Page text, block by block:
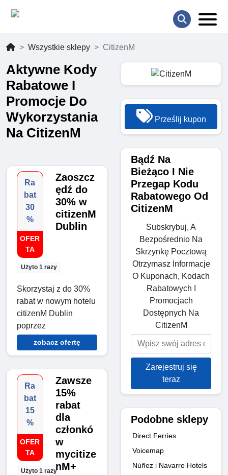
Wszystkie sklepy CitizenM
Aktywne Kody
Rabatowe I
Promocje Do
Wykorzystania
Na CitizenM
Ra
bat
30
%
OFER
TA
Użyto 1 razy
Zaoszcz
ędź do
30% w
citizenM
Dublin
Skorzystaj z do 30%
rabat w nowym hotelu
citizenM Dublin
poprzez
zobacz ofertę
Ra
bat
15
%
OFER
TA
Użyto 1 razy
Zawsze
15%
rabat
dla
członkó
w
mycitize
nM+
Prześlij kupon
Bądź Na
Bieżąco I Nie
Przegap Kodu
Rabatowego Od
CitizenM
Subskrybuj, A
Bezpośrednio Na
Skrzynkę Pocztową
Otrzymasz Informacje
O Kuponach, Kodach
Rabatowych I
Promocjach
Dostępnych Na
CitizenM
Zarejestruj się
teraz
Podobne sklepy
Direct Ferries
Voicemap
Núñez i Navarro Hotels